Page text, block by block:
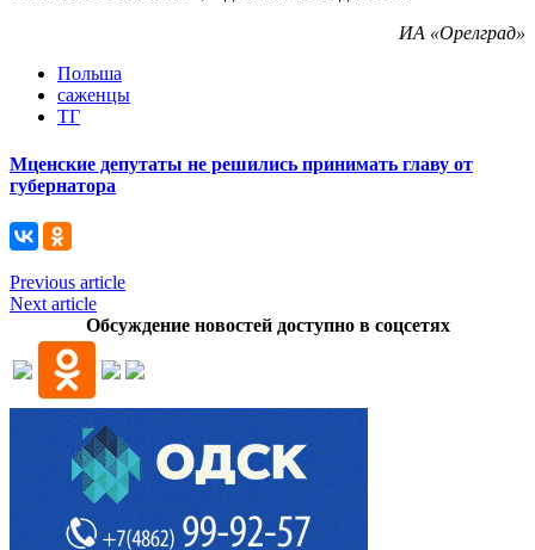
ИА «Орелград»
Польша
саженцы
ТГ
Мценские депутаты не решились принимать главу от
губернатора
Previous article
Next article
Обсуждение новостей доступно в соцсетях